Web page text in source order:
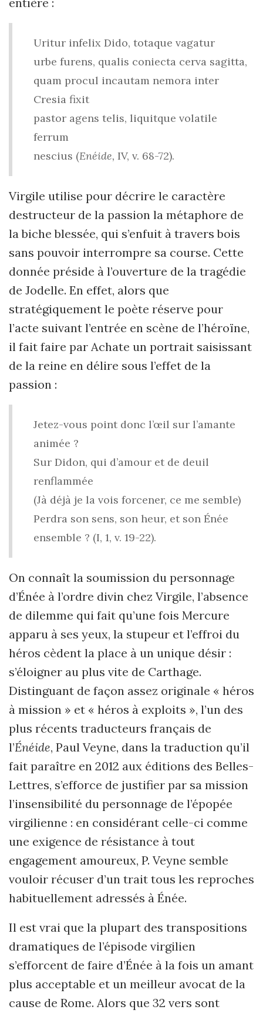
Uritur infelix Dido, totaque vagatur
urbe furens, qualis coniecta cerva sagitta,
quam procul incautam nemora inter
Cresia fixit
pastor agens telis, liquitque volatile
ferrum
nescius (Enéide, IV, v. 68-72).
Virgile utilise pour décrire le caractère
destructeur de la passion la métaphore de
la biche blessée, qui s’enfuit à travers bois
sans pouvoir interrompre sa course. Cette
donnée préside à l’ouverture de la tragédie
de Jodelle. En effet, alors que
stratégiquement le poète réserve pour
l’acte suivant l’entrée en scène de l’héroïne,
il fait faire par Achate un portrait saisissant
de la reine en délire sous l’effet de la
passion :
Jetez-vous point donc l’œil sur l’amante
animée ?
Sur Didon, qui d’amour et de deuil
renflammée
(Jà déjà je la vois forcener, ce me semble)
Perdra son sens, son heur, et son Énée
ensemble ? (I, 1, v. 19-22).
On connaît la soumission du personnage
d’Énée à l’ordre divin chez Virgile, l’absence
de dilemme qui fait qu’une fois Mercure
apparu à ses yeux, la stupeur et l’effroi du
héros cèdent la place à un unique désir :
s’éloigner au plus vite de Carthage.
Distinguant de façon assez originale « héros
à mission » et « héros à exploits », l’un des
plus récents traducteurs français de
l’Énéide, Paul Veyne, dans la traduction qu’il
fait paraître en 2012 aux éditions des Belles-
Lettres, s’efforce de justifier par sa mission
l’insensibilité du personnage de l’épopée
virgilienne : en considérant celle-ci comme
une exigence de résistance à tout
engagement amoureux, P. Veyne semble
vouloir récuser d’un trait tous les reproches
habituellement adressés à Énée.
Il est vrai que la plupart des transpositions
dramatiques de l’épisode virgilien
s’efforcent de faire d’Énée à la fois un amant
plus acceptable et un meilleur avocat de la
cause de Rome. Alors que 32 vers sont